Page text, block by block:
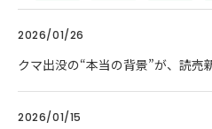
2026/01/26
クマ出没の“本当の背景”が、読売
2026/01/15